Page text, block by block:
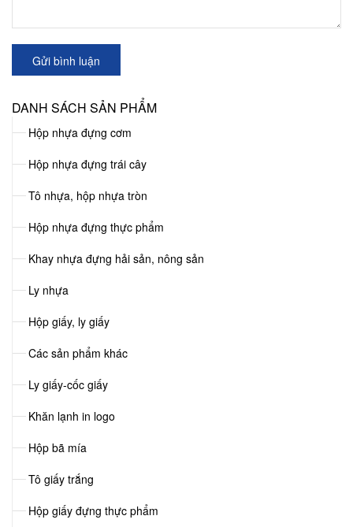
DANH SÁCH SẢN PHẨM
Hộp nhựa đựng cơm
Hộp nhựa đựng trái cây
Tô nhựa, hộp nhựa tròn
Hộp nhựa đựng thực phẩm
Khay nhựa đựng hải sản, nông sản
Ly nhựa
Hộp giấy, ly giấy
Các sản phẩm khác
Ly giấy-cốc giấy
Khăn lạnh in logo
Hộp bã mía
Tô giấy trắng
Hộp giấy đựng thực phẩm
Gửi bình luận